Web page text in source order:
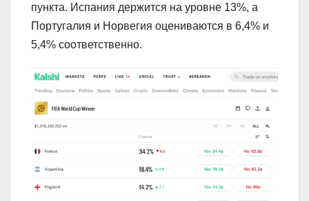
пункта. Испания держится на уровне 13%, а
Португалия и Норвегия оцениваются в 6,4% и
5,4% соответственно.